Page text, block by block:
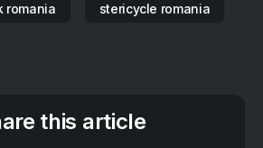
romania stericycle romania
this article